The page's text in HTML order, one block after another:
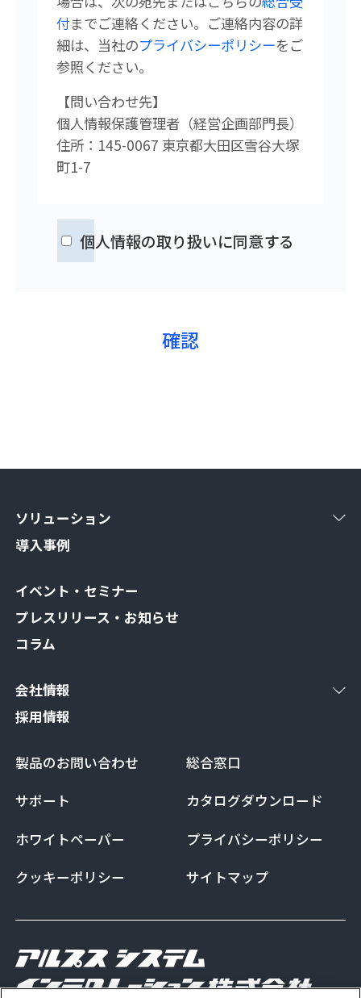
付までご連絡ください。 ご連絡内容の詳
細は、当社のプライバシーポリシーをご
参照ください。
【問い合わせ先】
個人情報保護管理者（経営企画部門長）
住所：145-0067 東京都大田区雪谷大塚
町1-7
個人情報の取り扱いに同意する
ソリューション
導入事例
イベント・セミナー
プレスリリース・お知らせ
コラム
会社情報
採用情報
製品のお問い合わせ
総合窓口
サポート
カタログダウンロード
ホワイトペーパー
プライバシーポリシー
クッキーポリシー
サイトマップ